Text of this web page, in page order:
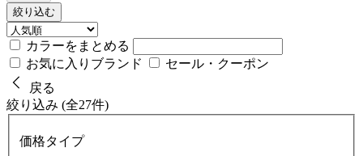
絞り込む
カラーをまとめる
お気に入りブランド
セール・クーポン
戻る
絞り込み (全27件)
価格タイプ